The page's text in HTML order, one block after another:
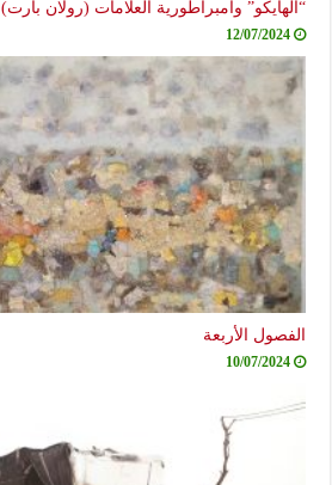
“الهايكو” وامبراطورية العلامات (رولان بارت)
12/07/2024
الفصول الأربعة
10/07/2024